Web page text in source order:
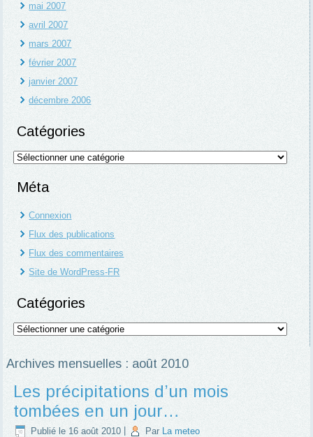
mai 2007
avril 2007
mars 2007
février 2007
janvier 2007
décembre 2006
Catégories
Catégories
Méta
Connexion
Flux des publications
Flux des commentaires
Site de WordPress-FR
Catégories
Catégories
Archives mensuelles : août 2010
Les précipitations d’un mois
tombées en un jour…
Publié le 16 août 2010 Par La meteo